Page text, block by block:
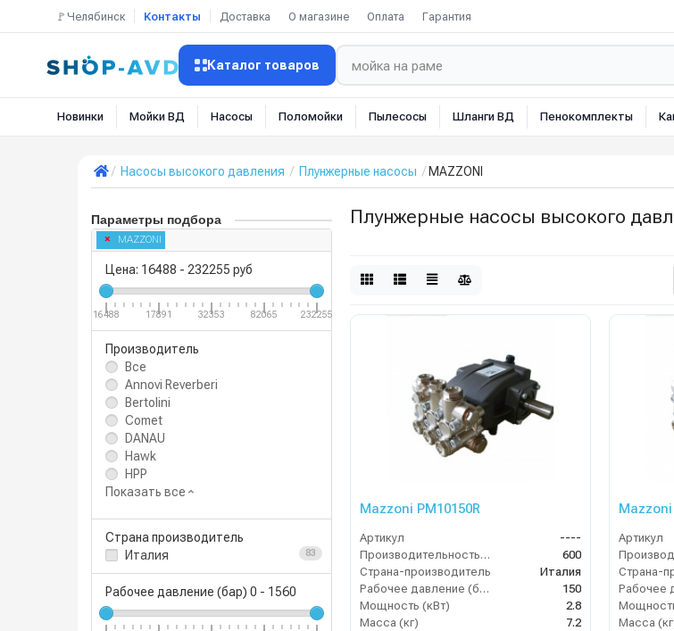
🚩Челябинск Контакты Доставка О магазине Оплата Гарантия
Каталог товаров
Новинки Мойки ВД Насосы Поломойки Пылесосы Шланги ВД Пенокомплекты
Насосы высокого давления Плунжерные насосы MAZZONI
Параметры подбора
MAZZONI
Цена: 16488 - 232255 руб
16488 17891 32353 82065 232255
Производитель
Все
Annovi Reverberi
Bertolini
Comet
DANAU
Hawk
HPP
Показать все
Страна производитель
Италия
83
Рабочее давление (бар) 0 - 1560
Плунжерные насосы высокого
Mazzoni PM10150R
Артикул
----
Производительность (л/ч)
600
Страна-производитель
Италия
Рабочее давление (бар)
150
Мощность (кВт)
2.8
Масса (кг)
7.2
Mazzoni
Артикул
Страна-
Масса